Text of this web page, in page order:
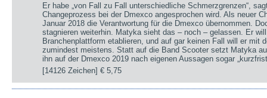
Er habe „von Fall zu Fall unterschiedliche Schmerzgrenzen“,
Changeprozess bei der Dmexco angesprochen wird. Als neuer
Januar 2018 die Verantwortung für die Dmexco übernommen.
stagnieren weiterhin. Matyka sieht das – noch – gelassen. Er
Branchenplattform etablieren, und auf gar keinen Fall will er mit
zumindest meistens. Statt auf die Band Scooter setzt Matyka
ihn auf der Dmexco 2019 nach eigenen Aussagen sogar
[14126 Zeichen]€ 5,75